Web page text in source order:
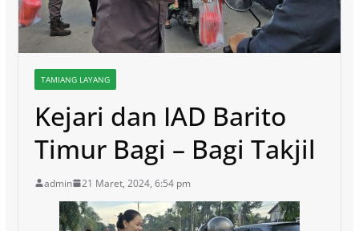
TAMIANG LAYANG
Kejari dan IAD Barito
Timur Bagi – Bagi Takjil
admin 21 Maret, 2024, 6:54 pm